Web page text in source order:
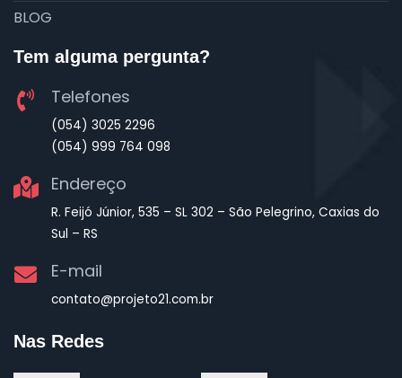
BLOG
Tem alguma pergunta?
Telefones
(054) 3025 2296
(054) 999 764 098
Endereço
R. Feijó Júnior, 535 – SL 302 – São Pelegrino, Caxias do
Sul – RS
E-mail
contato@projeto21.com.br
Nas Redes